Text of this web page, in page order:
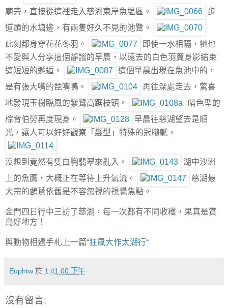
廟旁，直接從這裡走入慈湖東岸魚塭區。
步
道頭的水塘邊，有兩隻好久不見的池鷺。
此刻都身穿花花冬羽。
即使一水相隔，牠也
不愛與人分享這個靜謐的早晨，以遠去的白色羽翼身影結束
這短短的邂逅。
這個早晨出現在魚池中的，
是有張大嘴的琵嘴鴨。
再往深處走去，驚喜
地發現玉樹臨風的紫鷺高踞枝頭。
暗色型的
棕背伯勞再度現身。
早晨往慈湖望去是順
光，讓人可以好好觀察「髮型」特殊的冠鸊鷈。
沒想到竟然有隻白胸翡翠來亂入。
湖中沙洲
上的魚鷹，大概正在等待上升氣流。
慈湖最
大宗的鸕鶿依舊是不容忽視的視覺焦點。
金門四日行中三訪了慈湖，每一次都有不同收穫，果真是賞
鳥好地方！
與動物相遇手札上一篇“狂風大作太湖行“
Euphtw 於 1:41:00 下午
沒有留言: